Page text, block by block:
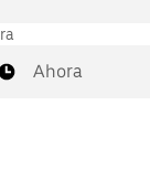
Ahora